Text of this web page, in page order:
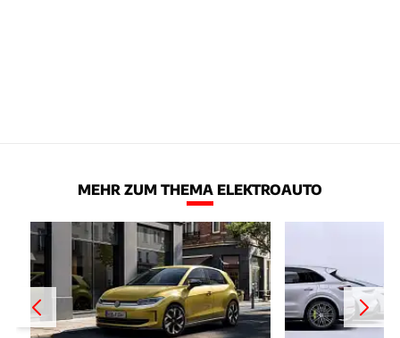
MEHR ZUM THEMA ELEKTROAUTO